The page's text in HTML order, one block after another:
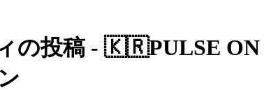
の投稿 - 🇰🇷PULSE